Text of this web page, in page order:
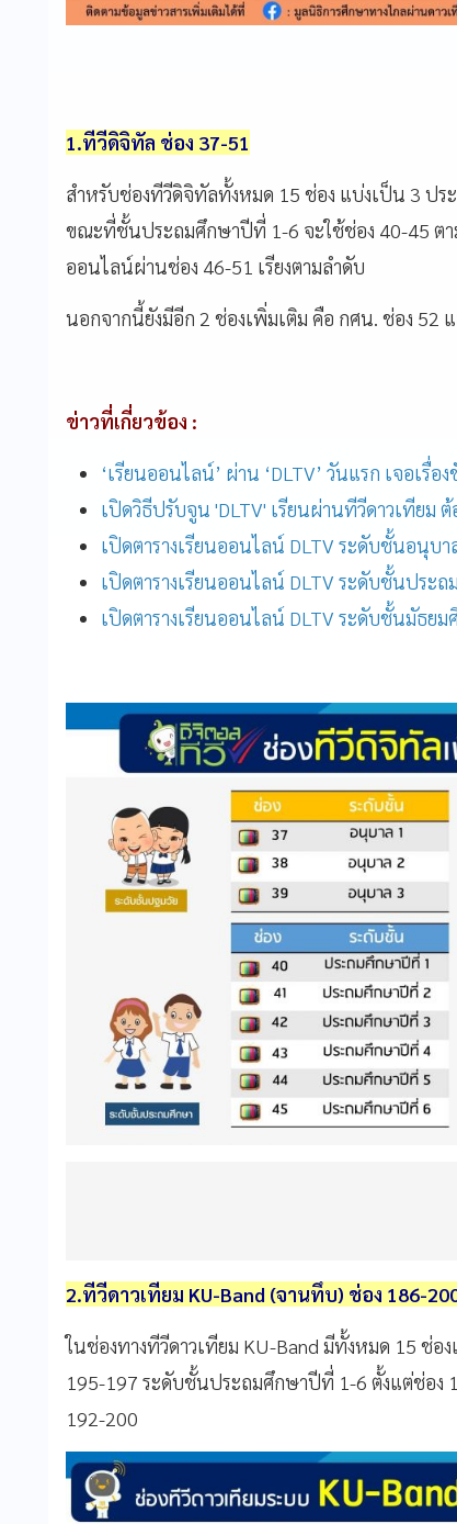
1.ทีวีดิจิทัล ช่อง 37-51
สำหรับช่องทีวีดิจิทัลทั้งหมด 15 ช่อง แบ่งเป็น 3 ปร
ขณะที่ชั้นประถมศึกษาปีที่ 1-6 จะใช้ช่อง 40-45 ต
ออนไลน์ผ่านช่อง 46-51 เรียงตามลำดับ
นอกจากนี้ยังมีอีก 2 ช่องเพิ่มเติม คือ กศน. ช่อง 52
ข่าวที่เกี่ยวข้อง :
‘เรียนออนไลน์’ ผ่าน ‘DLTV’ วันแรก เจอเรื่อ
เปิดวิธีปรับจูน 'DLTV' เรียนผ่านทีวีดาวเทียม ต้
เปิดตารางเรียนออนไลน์ DLTV ระดับชั้นอนุบา
เปิดตารางเรียนออนไลน์ DLTV ระดับชั้นประถ
เปิดตารางเรียนออนไลน์ DLTV ระดับชั้นมัธ
2.ทีวีดาวเทียม KU-Band (จานทึบ) ช่อง 186-
ในช่องทางทีวีดาวเทียม KU-Band มีทั้งหมด 15 ช่อ
195-197 ระดับชั้นประถมศึกษาปีที่ 1-6 ตั้งแต่ช่อง
192-200